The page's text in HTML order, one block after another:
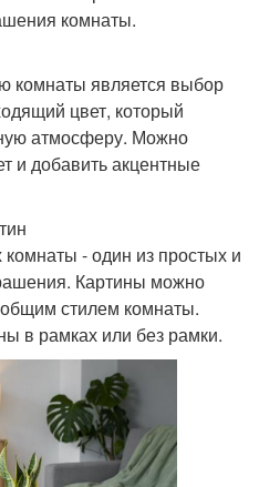
комнаты.
комнаты является выбор
цвет, который
атмосферу. Можно
и добавить акцентные
комнаты - один из простых и
Картины можно
стилем комнаты.
в рамках или без рамки.